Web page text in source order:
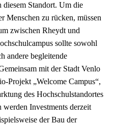
diesem Standort. Um die
Menschen zu rücken, müssen
zwischen Rheydt und
sollte sowohl
andere begleitende
mit der Stadt Venlo
Projekt „Welcome Campus“,
des Hochschulstandortes
Investments derzeit
der Bau der